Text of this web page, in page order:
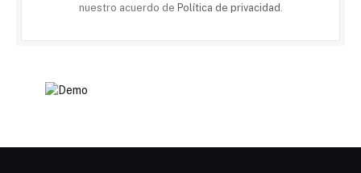
nuestro acuerdo de Política de privacidad